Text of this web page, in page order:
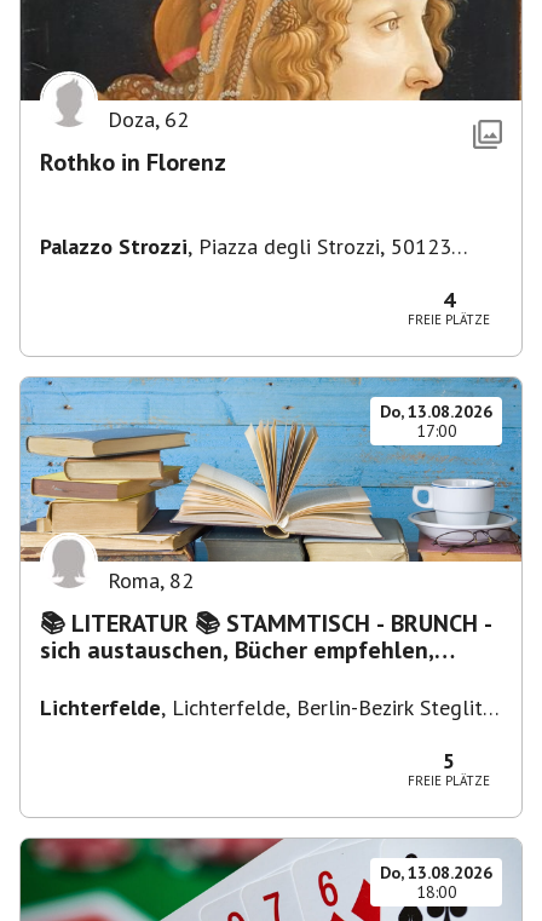
Doza, 62
Rothko in Florenz
Palazzo Strozzi, Piazza degli Strozzi, 50123
4
FREIE PLÄTZE
Do, 13.08.2026
17:00
Roma, 82
📚 LITERATUR 📚 STAMMTISCH - BRUNCH -
sich austauschen, Bücher empfehlen,
Lichterfelde, Lichterfelde, Berlin-Bezirk Steglitz-
5
FREIE PLÄTZE
Do, 13.08.2026
18:00